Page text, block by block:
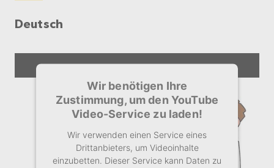
Deutsch
Wir benötigen Ihre
Zustimmung, um den YouTube
Video-Service zu laden!
Wir verwenden einen Service eines
Drittanbieters, um Videoinhalte
einzubetten. Dieser Service kann Daten zu